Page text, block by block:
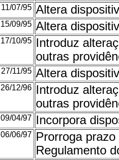
11/07/95 Altera
15/09/95 Altera
17/10/95 Introduz
outras
27/11/95 Altera
26/12/96 Introduz
outras
09/04/97 Incorpora
06/06/97 Prorroga
Regulamento